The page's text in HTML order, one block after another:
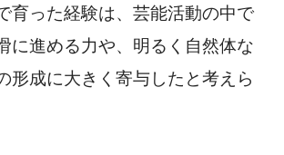
育った経験は、芸能活動の中で
に進める力や、明るく自然体な
形成に大きく寄与したと考えら